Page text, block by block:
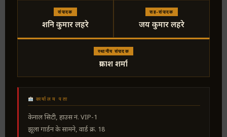
संपादक
शनि कुमार लहरे
सह-संपादक
जय कुमार लहरे
स्थानीय संपादक
प्रकाश शर्मा
कार्यालय पता
केनाल सिटी, हाउस नं. VIP-1
झूला गार्डन के सामने, वार्ड क्र. 18